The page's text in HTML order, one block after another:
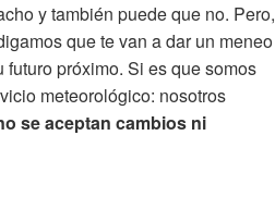
y también puede que no. Pero,
que te van a dar un meneo
próximo. Si es que somos
meteorológico: nosotros
se aceptan cambios ni